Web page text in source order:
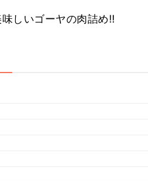
しいゴーヤの肉詰め‼️